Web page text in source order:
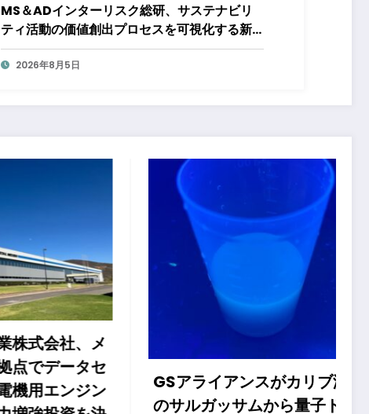
MS＆ADインターリスク総研、サステナビリ
ティ活動の価値創出プロセスを可視化する新
サービスを開始
2026年8月5日
社、メ
ータセ
ンジン
GSアライアンスがカリブ海
のサルガッサムから量子ドッ